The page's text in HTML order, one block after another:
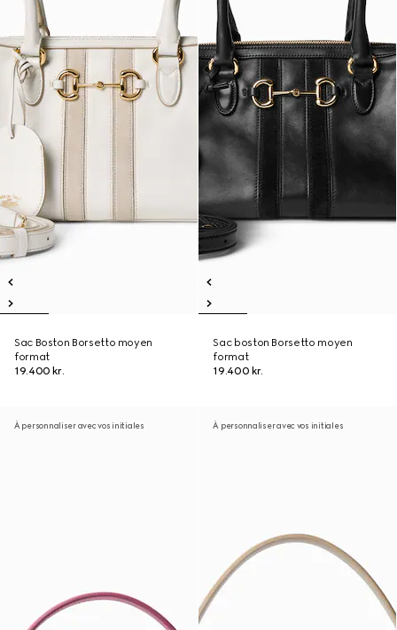
Sac Boston Borsetto moyen
format
19.400 kr.
Sac boston Borsetto moyen
format
19.400 kr.
À personnaliser avec vos initiales À personnaliser avec vos initiales